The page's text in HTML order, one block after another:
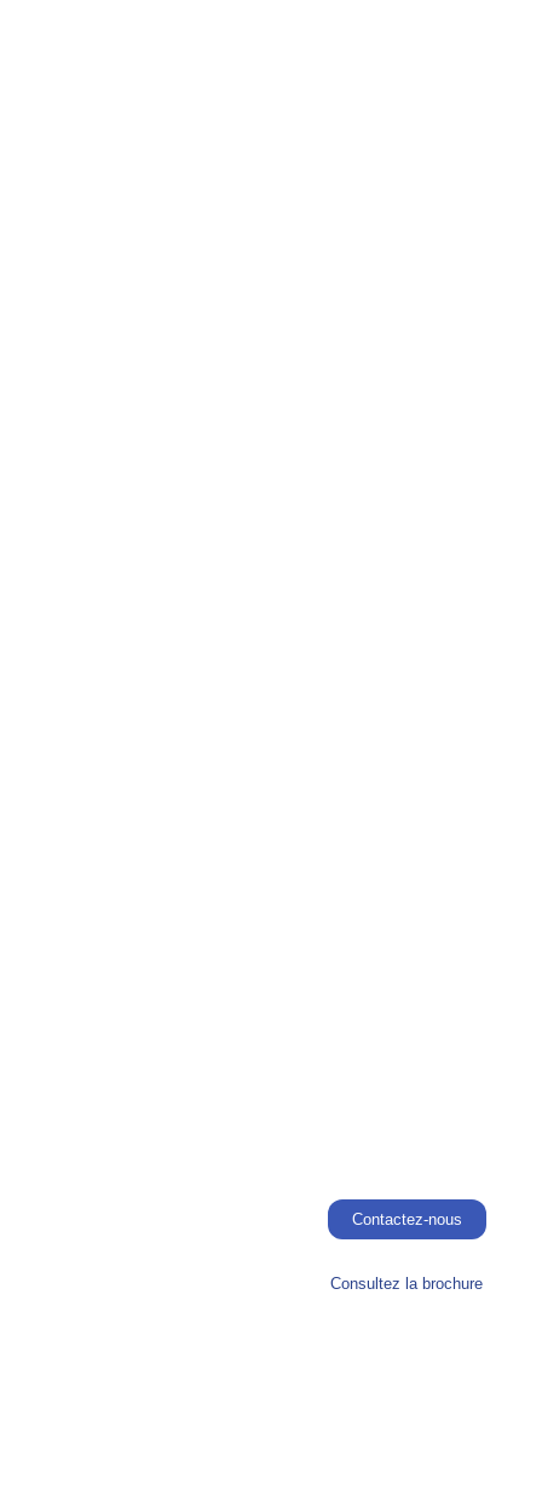
Contactez-nous
Consultez la brochure